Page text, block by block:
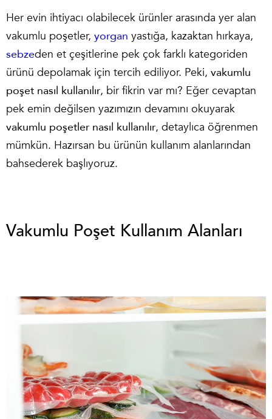
Her evin ihtiyacı olabilecek ürünler arasında yer alan
vakumlu poşetler, yorgan yastığa, kazaktan hırkaya,
sebzeden et çeşitlerine pek çok farklı kategoriden
ürünü depolamak için tercih ediliyor. Peki, vakumlu
poşet nasıl kullanılır, bir fikrin var mı? Eğer cevaptan
pek emin değilsen yazımızın devamını okuyarak
vakumlu poşetler nasıl kullanılır, detaylıca öğrenmen
mümkün. Hazırsan bu ürünün kullanım alanlarından
bahsederek başlıyoruz.
Vakumlu Poşet Kullanım Alanları